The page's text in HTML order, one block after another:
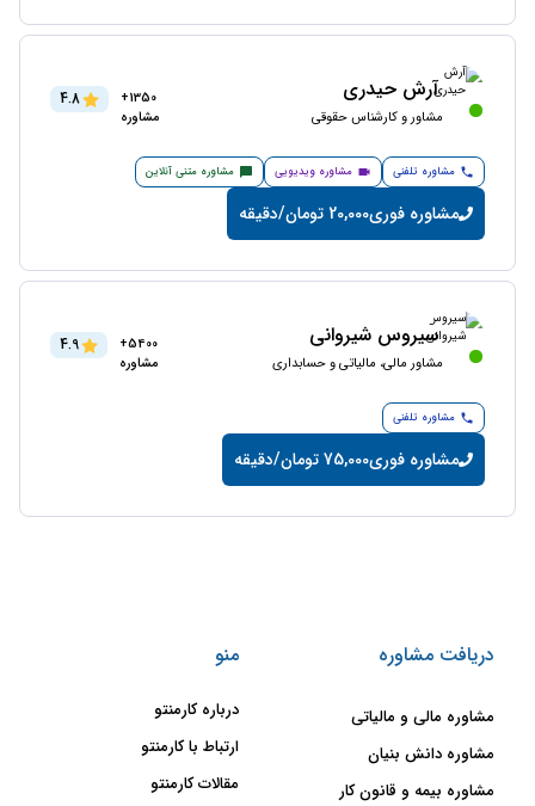
آرش حیدری
مشاور و کارشناس حقوقی
1350+
مشاوره
4.8
مشاوره تلفنی مشاوره ویدیویی مشاوره متنی آنلاین
مشاوره فوری20,000 تومان/دقیقه
سیروس شیروانی
مشاور مالی، مالیاتی و حسابداری
5400+
مشاوره
4.9
مشاوره تلفنی
مشاوره فوری75,000 تومان/دقیقه
دریافت مشاوره
مشاوره مالی و مالیاتی
مشاوره دانش بنیان
مشاوره بیمه و قانون کار
منو
درباره کارمنتو
ارتباط با کارمنتو
مقالات کارمنتو